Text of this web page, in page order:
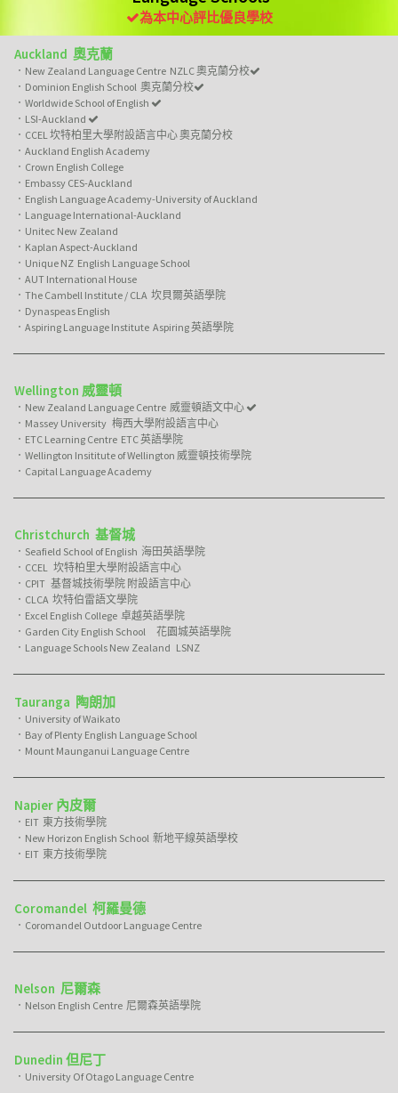
為本中心評比優良學校
Auckland 奧克蘭
．New Zealand Language Centre NZLC 奧克蘭分校
．Dominion English School 奧克蘭分校
．Worldwide School of English 
．LSI-Auckland 
．CCEL 坎特柏里大學附設語言中心 奧克蘭分校
．Auckland English Academy
．Crown English College
．Embassy CES-Auckland
．English Language Academy-University of Auckland
．Language International-Auckland
．Unitec New Zealand
．Kaplan Aspect-Auckland
．Unique NZ English Language School
．AUT International House
．The Cambell Institute / CLA 坎貝爾英語學院
．Dynaspeas English
．Aspiring Language Institute Aspiring 英語學院
Wellington 威靈頓
．New Zealand Language Centre 威靈頓語文中心 
．Massey University 梅西大學附設語言中心
．ETC Learning Centre ETC 英語學院
．Wellington Insititute of Wellington 威靈頓技術學院
．Capital Language Academy
Christchurch 基督城
．Seafield School of English 海田英語學院
．CCEL 坎特柏里大學附設語言中心
．CPIT 基督城技術學院 附設語言中心
．CLCA 坎特伯雷語文學院
．Excel English College 卓越英語學院
．Garden City English School 花園城英語學院
．Language Schools New Zealand LSNZ
Tauranga 陶朗加
．University of Waikato
．Bay of Plenty English Language School
．Mount Maunganui Language Centre
Napier 內皮爾
．EIT 東方技術學院
．New Horizon English School 新地平線英語學校
．EIT 東方技術學院
Coromandel 柯羅曼德
．Coromandel Outdoor Language Centre
Nelson 尼爾森
．Nelson English Centre 尼爾森英語學院
Dunedin 但尼丁
．University Of Otago Language Centre